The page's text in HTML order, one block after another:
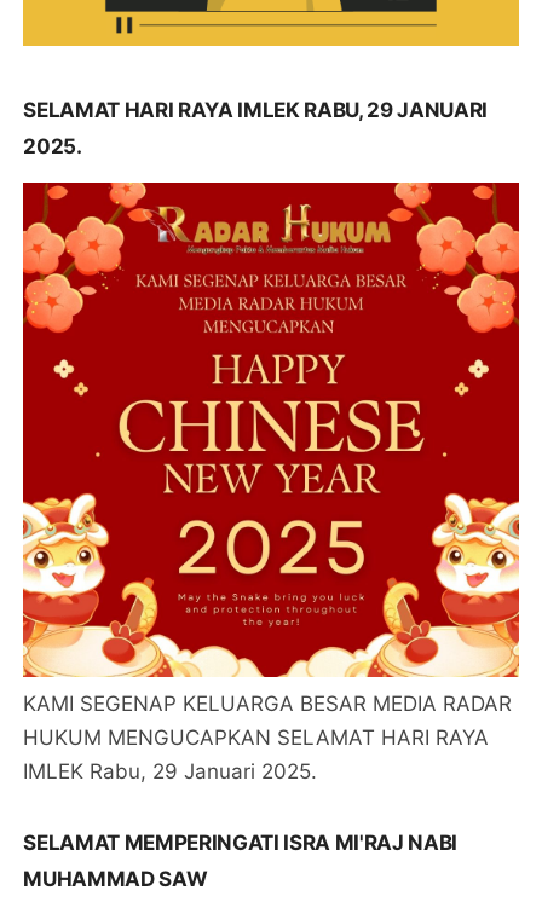
SELAMAT HARI RAYA IMLEK RABU, 29 JANUARI
2025.
KAMI SEGENAP KELUARGA BESAR MEDIA RADAR
HUKUM MENGUCAPKAN SELAMAT HARI RAYA
IMLEK Rabu, 29 Januari 2025.
SELAMAT MEMPERINGATI ISRA MI'RAJ NABI
MUHAMMAD SAW